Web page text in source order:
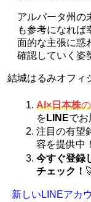
アルバータ州の
も参考になれば
面的な主張に惑
確認していく姿
結城はるみオフィ
AI×日本株
を LINEでお
注目の有望
容を提供中！
今すぐ登録
チェック！
新しいLINEアカ